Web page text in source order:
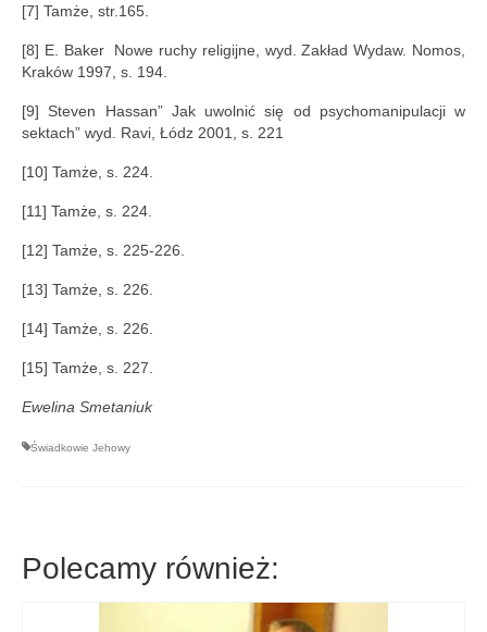
[7] Tamże, str.165.
[8] E. Baker Nowe ruchy religijne, wyd. Zakład Wydaw. Nomos,
Kraków 1997, s. 194.
[9] Steven Hassan” Jak uwolnić się od psychomanipulacji w
sektach” wyd. Ravi, Łódz 2001, s. 221
[10] Tamże, s. 224.
[11] Tamże, s. 224.
[12] Tamże, s. 225-226.
[13] Tamże, s. 226.
[14] Tamże, s. 226.
[15] Tamże, s. 227.
Ewelina Smetaniuk
Świadkowie Jehowy
Polecamy również: